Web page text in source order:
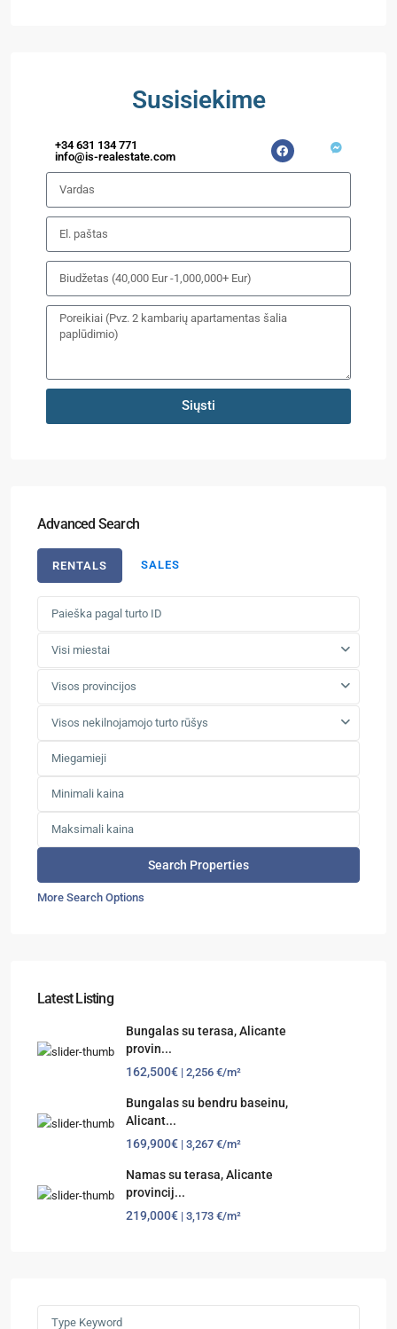
Susisiekime
+34 631 134 771
info@is-realestate.com
Siųsti
Advanced Search
RENTALS SALES
Visi miestai
Visos provincijos
Visos nekilnojamojo turto rūšys
More Search Options
Latest Listing
Bungalas su terasa, Alicante
provin...
162,500€ | 2,256 €/m²
Bungalas su bendru baseinu,
Alicant...
169,900€ | 3,267 €/m²
Namas su terasa, Alicante
provincij...
219,000€ | 3,173 €/m²